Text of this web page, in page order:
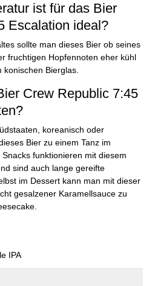
ist für das Bier
Escalation ideal?
sollte man dieses Bier ob seines
fruchtigen Hopfennoten eher kühl
konischen Bierglas.
Crew Republic 7:45
koreanisch oder
Bier zu einem Tanz im
funktionieren mit diesem
sind auch lange gereifte
im Dessert kann man mit dieser
gesalzener Karamellsauce zu
IPA